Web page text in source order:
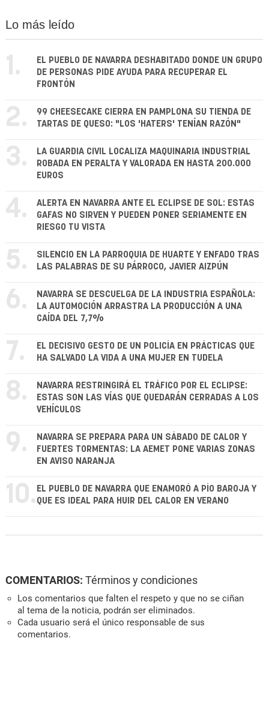
Lo más leído
1.
EL PUEBLO DE NAVARRA DESHABITADO DONDE UN GRUPO
DE PERSONAS PIDE AYUDA PARA RECUPERAR EL
FRONTÓN
2.
99 CHEESECAKE CIERRA EN PAMPLONA SU TIENDA DE
TARTAS DE QUESO: "LOS 'HATERS' TENÍAN RAZÓN"
3.
LA GUARDIA CIVIL LOCALIZA MAQUINARIA INDUSTRIAL
ROBADA EN PERALTA Y VALORADA EN HASTA 200.000
EUROS
4.
ALERTA EN NAVARRA ANTE EL ECLIPSE DE SOL: ESTAS
GAFAS NO SIRVEN Y PUEDEN PONER SERIAMENTE EN
RIESGO TU VISTA
5.
SILENCIO EN LA PARROQUIA DE HUARTE Y ENFADO TRAS
LAS PALABRAS DE SU PÁRROCO, JAVIER AIZPÚN
6.
NAVARRA SE DESCUELGA DE LA INDUSTRIA ESPAÑOLA:
LA AUTOMOCIÓN ARRASTRA LA PRODUCCIÓN A UNA
CAÍDA DEL 7,7%
7.
EL DECISIVO GESTO DE UN POLICÍA EN PRÁCTICAS QUE
HA SALVADO LA VIDA A UNA MUJER EN TUDELA
8.
NAVARRA RESTRINGIRÁ EL TRÁFICO POR EL ECLIPSE:
ESTAS SON LAS VÍAS QUE QUEDARÁN CERRADAS A LOS
VEHÍCULOS
9.
NAVARRA SE PREPARA PARA UN SÁBADO DE CALOR Y
FUERTES TORMENTAS: LA AEMET PONE VARIAS ZONAS
EN AVISO NARANJA
10. EL PUEBLO DE NAVARRA QUE ENAMORÓ A PÍO BAROJA Y
QUE ES IDEAL PARA HUIR DEL CALOR EN VERANO
COMENTARIOS: Términos y condiciones
Los comentarios que falten el respeto y que no se ciñan
al tema de la noticia, podrán ser eliminados.
Cada usuario será el único responsable de sus
comentarios.